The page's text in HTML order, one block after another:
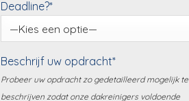
Deadline?*
Beschrijf uw opdracht*
Probeer uw opdracht zo gedetailleerd mogelijk te
beschrijven zodat onze dakreinigers voldoende